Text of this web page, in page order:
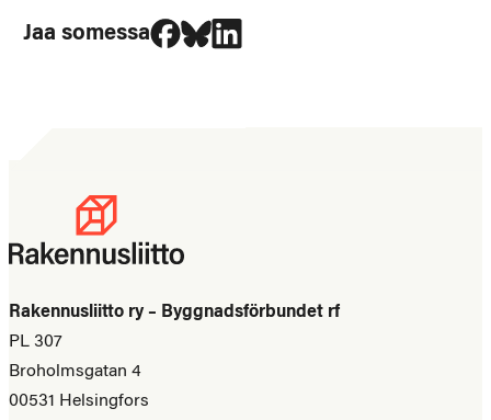
Jaa somessa
Jaa Facebookissa
Jaa Blueskyssa
Jaa LinkedIn:ssä
Rakennusliitto ry – Byggnadsförbundet rf
PL 307
Broholmsgatan 4
00531 Helsingfors